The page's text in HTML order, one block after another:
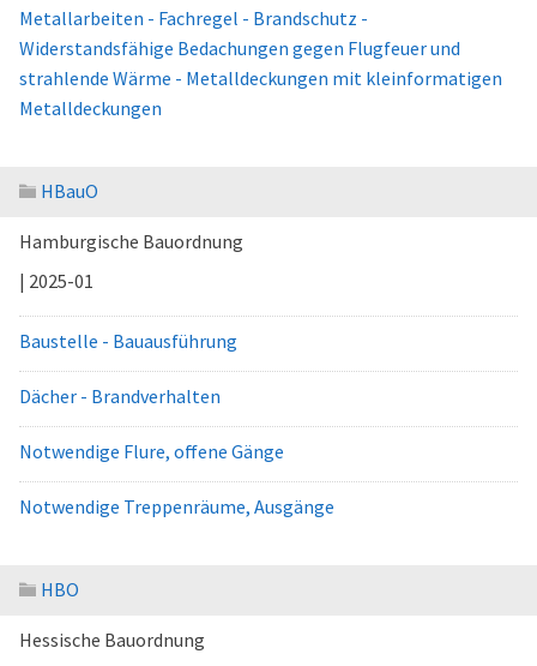
Metallarbeiten - Fachregel - Brandschutz -
Widerstandsfähige Bedachungen gegen Flugfeuer und
strahlende Wärme - Metalldeckungen mit kleinformatigen
Metalldeckungen
HBauO
Hamburgische Bauordnung
| 2025-01
Baustelle - Bauausführung
Dächer - Brandverhalten
Notwendige Flure, offene Gänge
Notwendige Treppenräume, Ausgänge
HBO
Hessische Bauordnung